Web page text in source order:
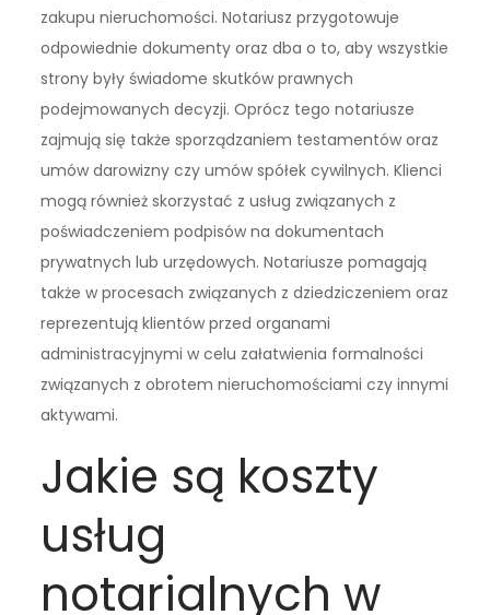
zakupu nieruchomości. Notariusz przygotowuje
odpowiednie dokumenty oraz dba o to, aby wszystkie
strony były świadome skutków prawnych
podejmowanych decyzji. Oprócz tego notariusze
zajmują się także sporządzaniem testamentów oraz
umów darowizny czy umów spółek cywilnych. Klienci
mogą również skorzystać z usług związanych z
poświadczeniem podpisów na dokumentach
prywatnych lub urzędowych. Notariusze pomagają
także w procesach związanych z dziedziczeniem oraz
reprezentują klientów przed organami
administracyjnymi w celu załatwienia formalności
związanych z obrotem nieruchomościami czy innymi
aktywami.
Jakie są koszty
usług
notarialnych w